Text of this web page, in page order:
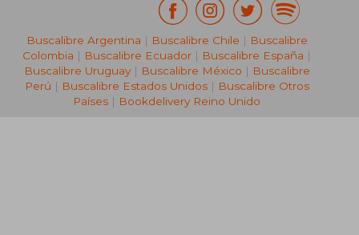
Buscalibre Argentina | Buscalibre Chile | Buscalibre
Colombia | Buscalibre Ecuador | Buscalibre España |
Buscalibre Uruguay| Buscalibre México | Buscalibre
Perú | Buscalibre Estados Unidos| Buscalibre Otros
Países | Bookdelivery Reino Unido